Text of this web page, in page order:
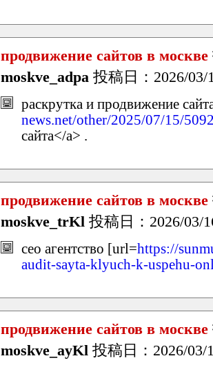
продвижение сайтов в москве
moskve_adpa 投稿日：2026/
раскрутка и продвижение
news.net/other/2025/07/15/
сайта</a> .
продвижение сайтов в москве
moskve_trKl 投稿日：2026/03/
сео агентство [url=https://
audit-sayta-klyuch-k-uspehu-
продвижение сайтов в москве
moskve_ayKl 投稿日：2026/